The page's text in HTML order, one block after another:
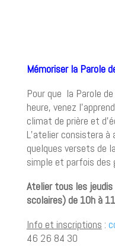
Mémoriser la Parole
Pour que la Parole
heure, venez
climat de prière et
L’atelier consistera
quelques versets de
simple et parfois
Atelier tous les
scolaires) de 10h à
Info et inscriptions :
46 26 84 30